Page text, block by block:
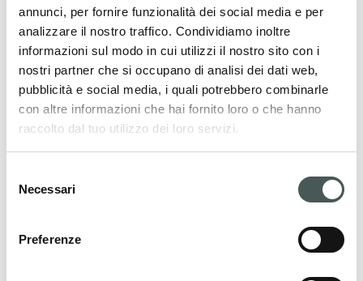
annunci, per fornire funzionalità dei social media e per
analizzare il nostro traffico. Condividiamo inoltre
informazioni sul modo in cui utilizzi il nostro sito con i
nostri partner che si occupano di analisi dei dati web,
pubblicità e social media, i quali potrebbero combinarle
con altre informazioni che hai fornito loro o che hanno
raccolto dal tuo utilizzo dei loro servizi.
delNecessari
Preferenze
Mettiti in contatto
Contattaci adesso per ulteriori dettagli sui
nostri prodotti, richiedere un preventivo o
iniziare una collaborazione. Il nostro team
dedicato è a tua disposizione per fornirti
assistenza in tutte le fasi del tuo progetto.